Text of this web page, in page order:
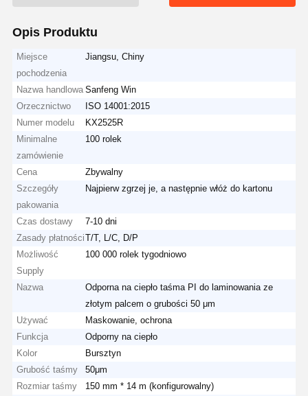
Opis Produktu
Miejsce
pochodzenia
Jiangsu, Chiny
Nazwa handlowa Sanfeng Win
Orzecznictwo
ISO 14001:2015
Numer modelu
KX2525R
Minimalne
zamówienie
100 rolek
Cena
Zbywalny
Szczegóły
pakowania
Najpierw zgrzej je, a następnie włóż do kartonu
Czas dostawy
7-10 dni
Zasady płatnościT/T, L/C, D/P
Możliwość
Supply
100 000 rolek tygodniowo
Nazwa
Odporna na ciepło taśma PI do laminowania ze
złotym palcem o grubości 50 μm
Używać
Maskowanie, ochrona
Funkcja
Odporny na ciepło
Kolor
Bursztyn
Grubość taśmy
50μm
Rozmiar taśmy
150 mm * 14 m (konfigurowalny)